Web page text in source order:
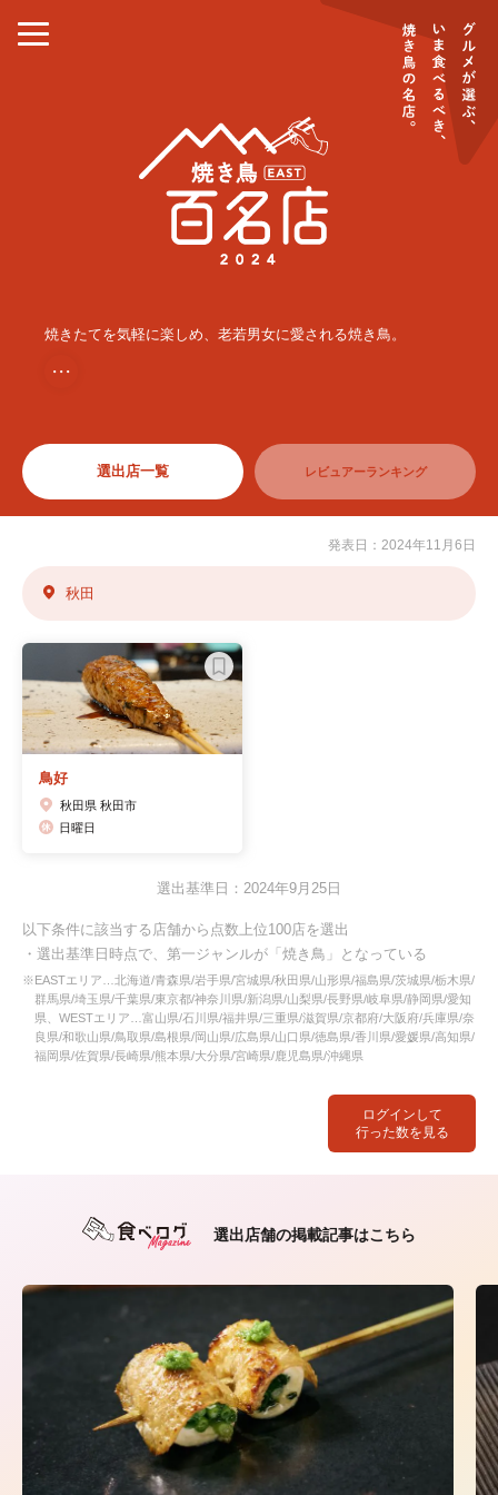
焼きたてを気軽に楽しめ、老若男女に愛される焼き鳥。
・・・
選出店一覧 レビュアーランキング
ログインして
行った数を見る
発表日：2024年11月6日
秋田
鳥好
秋田県 秋田市
日曜日
選出基準日：2024年9月25日
以下条件に該当する店舗から点数上位100店を選出
・選出基準日時点で、第一ジャンルが「焼き鳥」となっている
※EASTエリア…北海道/青森県/岩手県/宮城県/秋田県/山形県/福島県/茨城県/栃木県/
群馬県/埼玉県/千葉県/東京都/神奈川県/新潟県/山梨県/長野県/岐阜県/静岡県/愛知
県、WESTエリア…富山県/石川県/福井県/三重県/滋賀県/京都府/大阪府/兵庫県/奈
良県/和歌山県/鳥取県/島根県/岡山県/広島県/山口県/徳島県/香川県/愛媛県/高知県/
福岡県/佐賀県/長崎県/熊本県/大分県/宮崎県/鹿児島県/沖縄県
選出店舗の掲載記事はこちら